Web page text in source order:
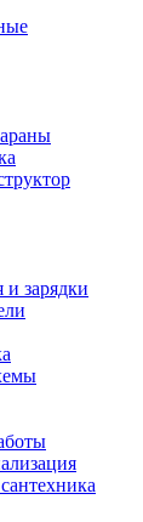
зарядки